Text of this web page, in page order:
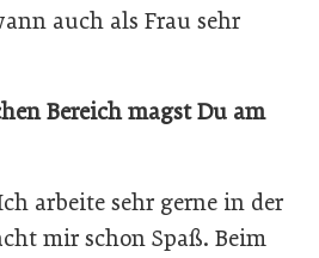
auch als Frau sehr
Bereich magst Du am
arbeite sehr gerne in der
mir schon Spaß. Beim